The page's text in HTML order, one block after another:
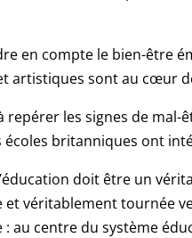
en compte le bien-être
artistiques sont au cœur
repérer les signes de
écoles britanniques ont
doit être un
véritablement tournée
au centre du système